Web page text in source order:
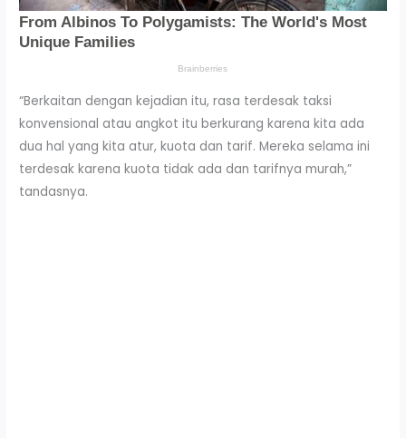
“Berkaitan dengan kejadian itu, rasa terdesak taksi
konvensional atau angkot itu berkurang karena kita ada
dua hal yang kita atur, kuota dan tarif. Mereka selama ini
terdesak karena kuota tidak ada dan tarifnya murah,”
tandasnya.